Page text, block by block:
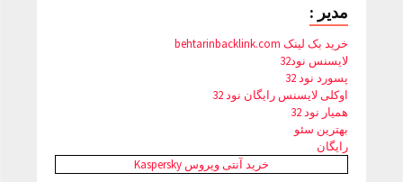
مدیر :
خرید بک لینک behtarinbacklink.com
لایسنس نود32
پسورد نود 32
اوکلی لایسنس رایگان نود 32
همیار نود 32
بهترین سئو
رایگان
خرید آنتی ویروس Kaspersky